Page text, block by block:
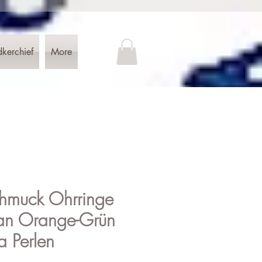
More
Ohrringe
Orange-Grün
Perlen